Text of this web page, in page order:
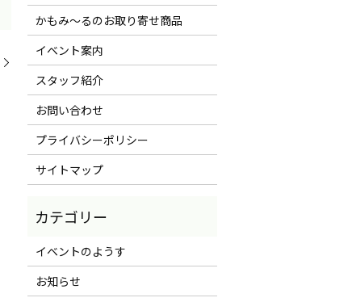
かもみ～るのお取り寄せ商品
イベント案内
スタッフ紹介
お問い合わせ
プライバシーポリシー
サイトマップ
イベントのようす
お知らせ